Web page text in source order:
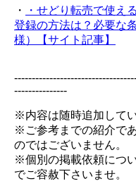
・
・せどり転売で使え
登録の方法は？必要な
様）【サイト記事】
---------------
※内容は随時追加して
※ご参考までの紹介で
のではございません。
※個別の掲載依頼につ
でご容赦下さいませ。